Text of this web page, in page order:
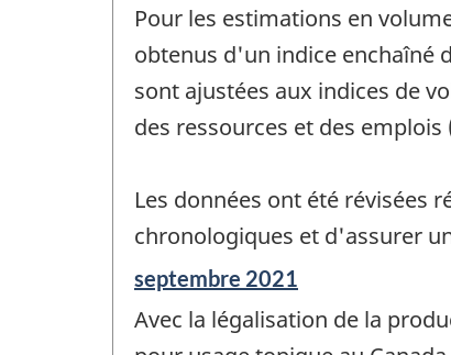
Pour les estimations en
obtenus d'un indice enchaîné
sont ajustées aux indices de
des ressources et des emplois
Les données ont été révisées
chronologiques et d'assurer
Période
référence
septembre 2021
Avec la légalisation de la